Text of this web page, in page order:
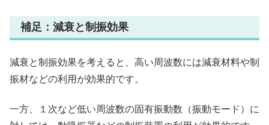
補足：減衰と制振効果
減衰と制振効果を考えると、高い周波数には減衰材料や制
振材などの利用が効果的です。
一方、１次など低い周波数の固有振動数（振動モード）に